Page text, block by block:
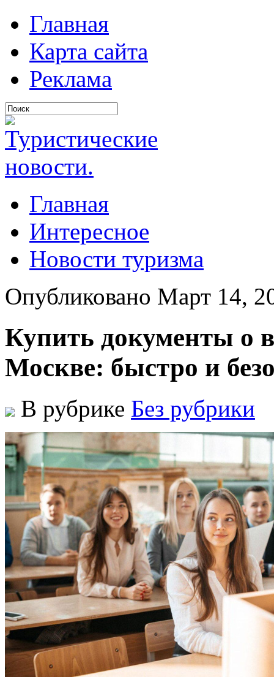
Главная
Карта сайта
Реклама
Главная
Интересное
Новости туризма
Опубликовано Март 14,
Купить документы о
Москве: быстро и
В рубрике Без рубрики